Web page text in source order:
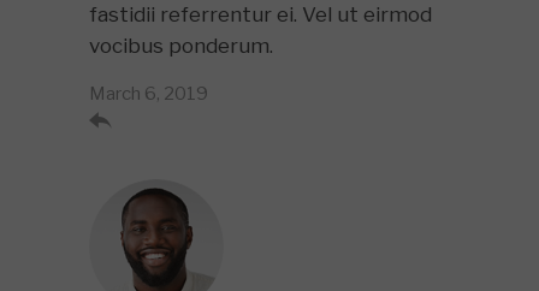
fastidii referrentur ei. Vel ut eirmod
vocibus ponderum.
March 6, 2019
